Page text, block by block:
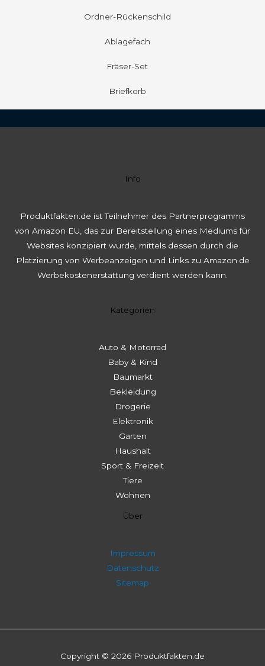
Ordner-Rückenschild
Ablagefach
Fräser-Set
Briefkorb
Info
Produktfakten.de ist Teilnehmer des Partnerprogramms
von Amazon EU, das zur Bereitstellung eines Mediums für
Websites konzipiert wurde, mittels dessen durch die
Platzierung von Werbeanzeigen und Links zu Amazon.de
Werbekostenerstattung verdient werden kann.
Kategorien
Auto & Motorrad
Baby & Kind
Baumarkt
Bekleidung
Drogerie
Elektronik
Garten
Haushalt
Sport & Freizeit
Tiere
Wohnen
Über
Impressum
Datenschutz
Sitemap
Copyright © 2026 Produktfakten.de